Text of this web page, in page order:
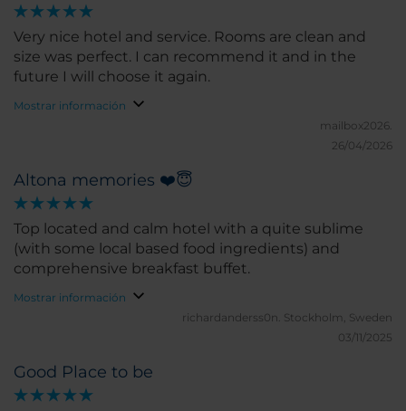
Very nice hotel and service. Rooms are clean and
size was perfect. I can recommend it and in the
future I will choose it again.
Mostrar información
mailbox2026.
26/04/2026
Altona memories ❤️😇
Top located and calm hotel with a quite sublime
(with some local based food ingredients) and
comprehensive breakfast buffet.
Mostrar información
richardanderss0n. Stockholm, Sweden
03/11/2025
Good Place to be